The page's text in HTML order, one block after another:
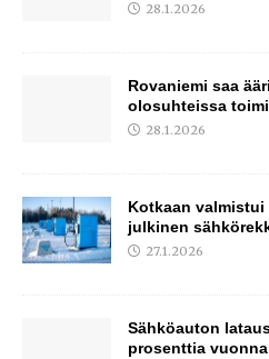
28.1.2026
Rovaniemi saa
olosuhteissa
28.1.2026
Kotkaan valmistui
julkinen
27.1.2026
Sähköauton
prosenttia vuonna